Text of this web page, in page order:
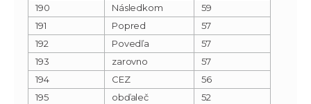
190
Následkom
59
191
Popred
57
192
Povedľa
57
193
zarovno
57
194
CEZ
56
195
obďaleč
52